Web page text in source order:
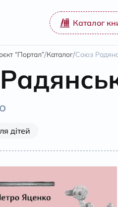
Каталог
“Портал”/Каталог/Союз
дітей